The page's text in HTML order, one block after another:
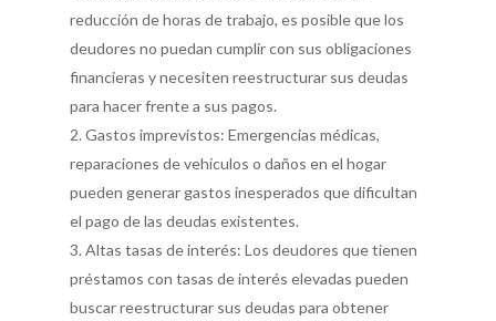
reducción de horas de trabajo, es posible que los
deudores no puedan cumplir con sus obligaciones
financieras y necesiten reestructurar sus deudas
para hacer frente a sus pagos.
Gastos imprevistos: Emergencias médicas,
reparaciones de vehículos o daños en el hogar
pueden generar gastos inesperados que dificultan
el pago de las deudas existentes.
Altas tasas de interés: Los deudores que tienen
préstamos con tasas de interés elevadas pueden
buscar reestructurar sus deudas para obtener